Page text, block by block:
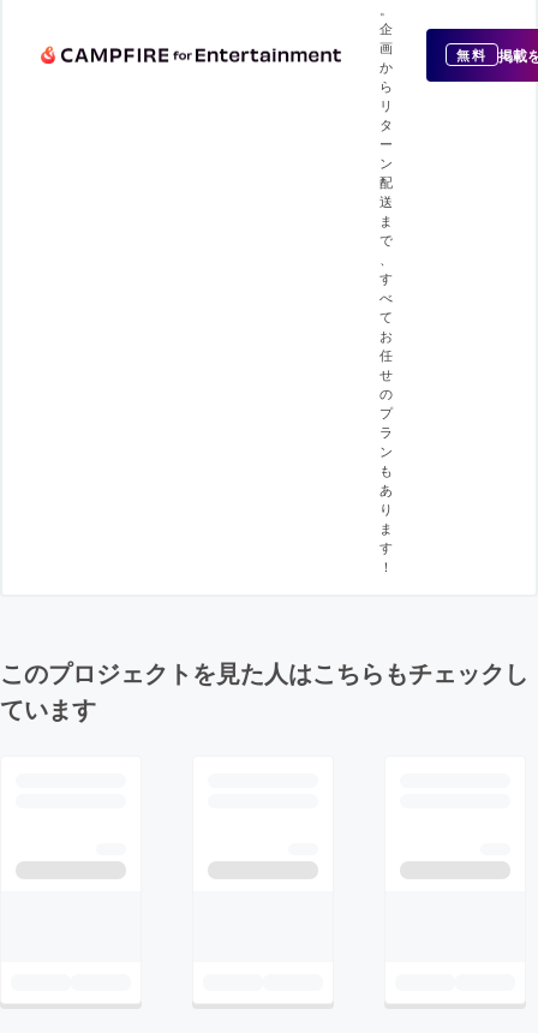
企
画
か
ら
リ
タ
ー
ン
配
送
ま
で
す
べ
て
お
任
せ
の
プ
ラ
ン
も
あ
り
ま
す
！
無料 掲載
このプロジェクトを見た人はこちらもチェックし
ています